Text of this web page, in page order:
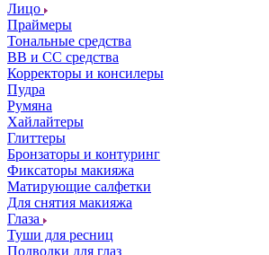
Лицо
Праймеры
Тональные средства
ВВ и СС средства
Корректоры и консилеры
Пудра
Румяна
Хайлайтеры
Глиттеры
Бронзаторы и контуринг
Фиксаторы макияжа
Матирующие салфетки
Для снятия макияжа
Глаза
Туши для ресниц
Подводки для глаз